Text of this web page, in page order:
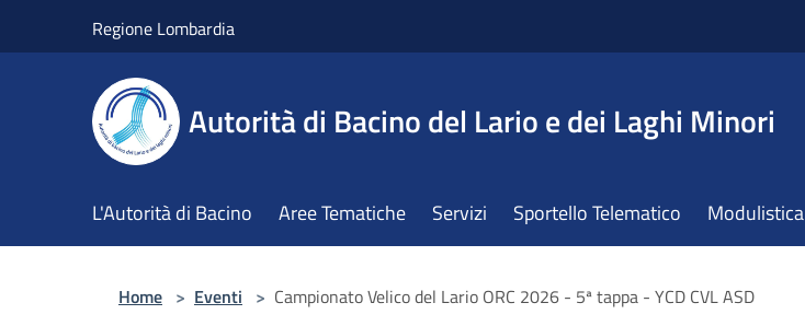
Regione Lombardia
Autorità di Bacino del Lario e dei Laghi Minori
L'Autorità di Bacino Aree Tematiche Servizi Sportello Telematico Modulistica
Home > Eventi > Campionato Velico del Lario ORC 2026 - 5ª tappa - YCD CVL ASD